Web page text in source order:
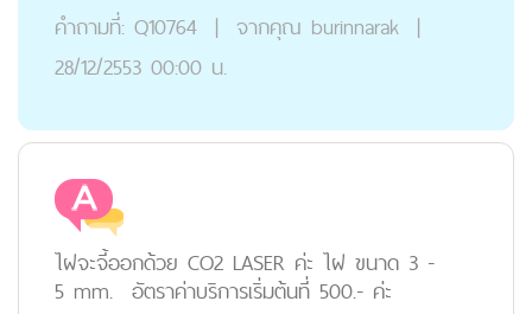
คำถามที่: Q10764 | จากคุณ burinnarak |
28/12/2553 00:00 น.
ไฝจะจี้ออกด้วย CO2 LASER ค่ะ ไฝ ขนาด 3 -
5 mm. อัตราค่าบริการเริ่มต้นที่ 500.- ค่ะ